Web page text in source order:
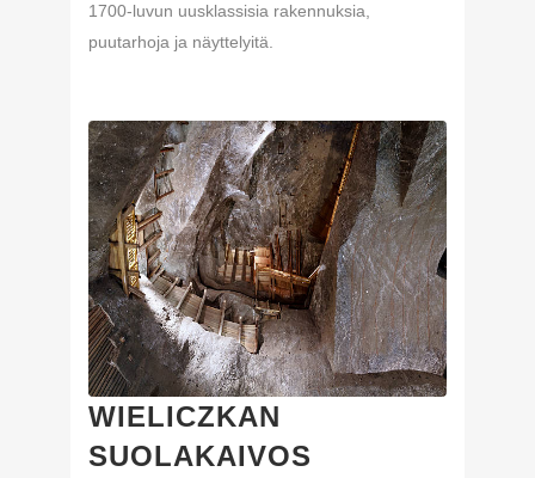
1700-luvun uusklassisia rakennuksia,
puutarhoja ja näyttelyitä.
WIELICZKAN
SUOLAKAIVOS